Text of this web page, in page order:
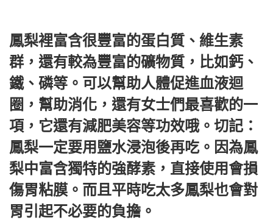
鳳梨裡富含很豐富的蛋白質、維生素
群，還有較為豐富的礦物質，比如鈣、
鐵、磷等。可以幫助人體促進血液迴
圈，幫助消化，還有女士們最喜歡的一
項，它還有減肥美容等功效哦。切記：
鳳梨一定要用鹽水浸泡後再吃。因為鳳
梨中富含獨特的強酵素，直接使用會損
傷胃粘膜。而且平時吃太多鳳梨也會對
胃引起不必要的負擔。